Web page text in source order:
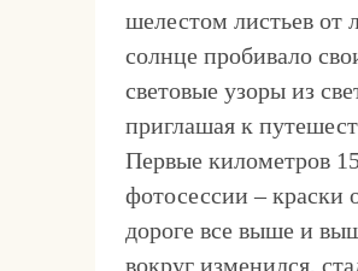
шелестом листьев от
солнце пробивало
световые узоры из
приглашая к
Первые километров
фотосессии – краски
дороге все выше и
вокруг изменился,